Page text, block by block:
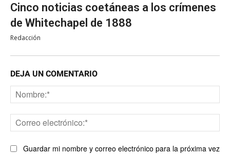
Cinco noticias coetáneas a los crímenes
de Whitechapel de 1888
Redacción
DEJA UN COMENTARIO
Guardar mi nombre y correo electrónico para la próxima vez